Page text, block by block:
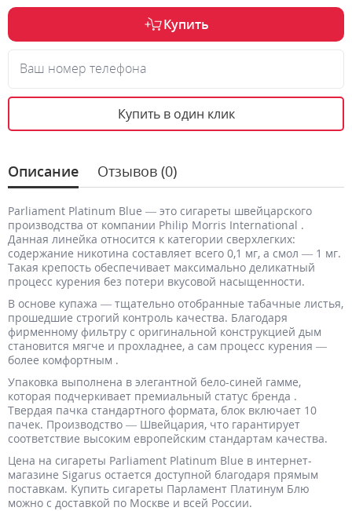
Купить
Ваш номер телефона
Купить в один клик
Описание Отзывов (0)
Parliament Platinum Blue — это сигареты швейцарского
производства от компании Philip Morris International .
Данная линейка относится к категории сверхлегких:
содержание никотина составляет всего 0,1 мг, а смол — 1 мг.
Такая крепость обеспечивает максимально деликатный
процесс курения без потери вкусовой насыщенности.
В основе купажа — тщательно отобранные табачные листья,
прошедшие строгий контроль качества. Благодаря
фирменному фильтру с оригинальной конструкцией дым
становится мягче и прохладнее, а сам процесс курения —
более комфортным .
Упаковка выполнена в элегантной бело-синей гамме,
которая подчеркивает премиальный статус бренда .
Твердая пачка стандартного формата, блок включает 10
пачек. Производство — Швейцария, что гарантирует
соответствие высоким европейским стандартам качества.
Цена на сигареты Parliament Platinum Blue в интернет-
магазине Sigarus остается доступной благодаря прямым
поставкам. Купить сигареты Парламент Платинум Блю
можно с доставкой по Москве и всей России.